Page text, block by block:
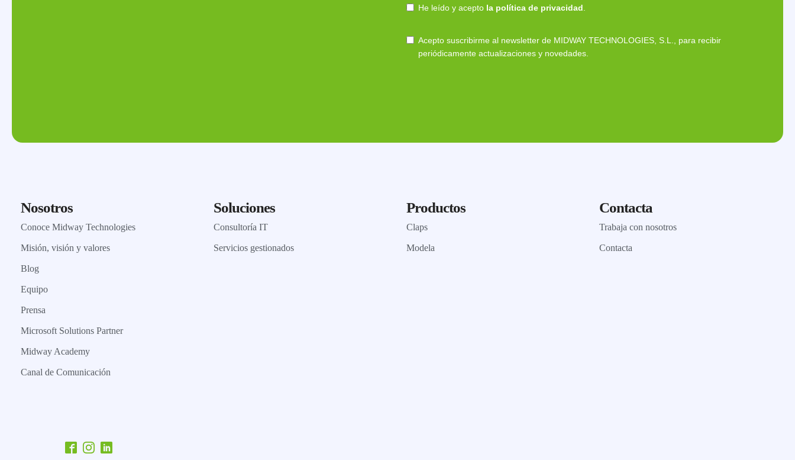
He leído y acepto la política de privacidad
Acepto suscribirme al newsletter de MIDWAY TECHNOLOGIES, S.L., para recibir
periódicamente actualizaciones y novedades.
Nosotros
Conoce Midway Technologies
Misión, visión y valores
Blog
Equipo
Prensa
Microsoft Solutions Partner
Midway Academy
Canal de Comunicación
Soluciones
Consultoría IT
Servicios gestionados
Productos
Claps
Modela
Contacta
Trabaja con nosotros
Contacta